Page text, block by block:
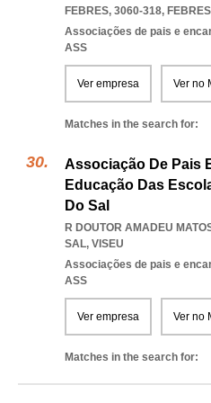
FEBRES, 3060-318,
Associações de pais e
ASS
Ver empresa Ver no
Matches in the search for:
Associação De Pais
Educação Das
Do Sal
R DOUTOR AMADEU
SAL, VISEU
Associações de pais e
ASS
Ver empresa Ver no
Matches in the search for: